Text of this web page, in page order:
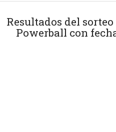
Resultados del
Powerball con